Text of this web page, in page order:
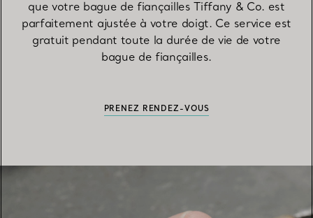
que votre bague de fiançailles Tiffany & Co. est
parfaitement ajustée à votre doigt. Ce service est
gratuit pendant toute la durée de vie de votre
bague de fiançailles.
PRENEZ RENDEZ-VOUS